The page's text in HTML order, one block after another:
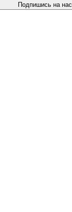
Подпишись на нас